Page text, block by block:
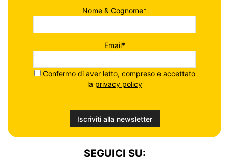
Nome & Cognome*
Email*
Confermo di aver letto, compreso e accettato
la privacy policy
SEGUICI SU: